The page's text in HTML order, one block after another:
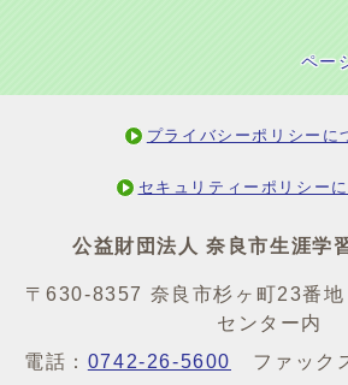
ペー
プライバシーポリシーに
セキュリティーポリシー
公益財団法人 奈良市生涯学
〒630-8357 奈良市杉ヶ町23番
センター内
電話： 0742-26-5600 ファック